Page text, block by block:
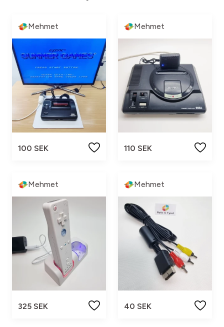
Mehmet
100 SEK
Mehmet
110 SEK
Mehmet
325 SEK
Mehmet
40 SEK